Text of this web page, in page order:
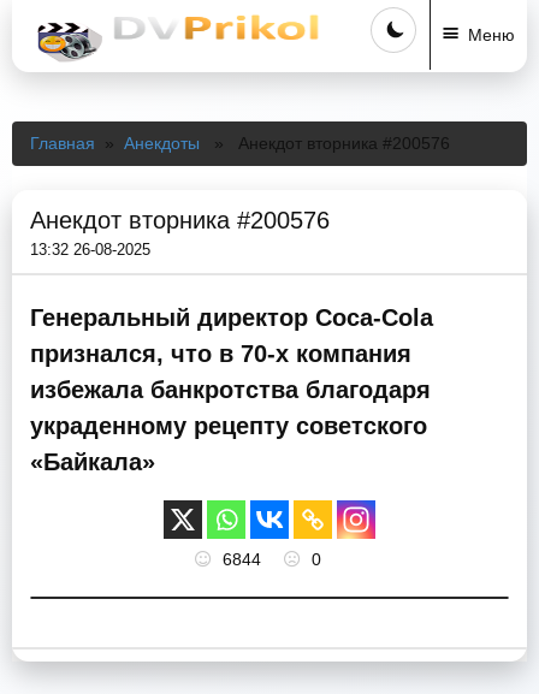
Меню
Главная » Анекдоты » Анекдот вторника #200576
Анекдот вторника #200576
13:32 26-08-2025
Генеральный директор Coca-Cola
признался, что в 70-х компания
избежала банкротства благодаря
украденному рецепту советского
«Байкала»
6844 0